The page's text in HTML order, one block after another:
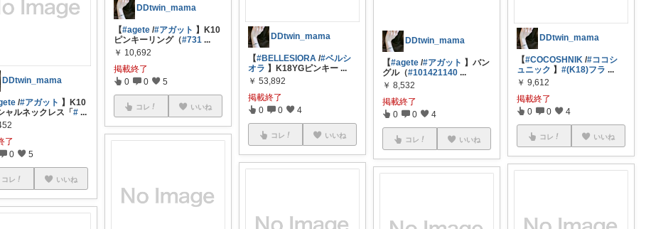
DDtwin_mama
/#アガット 】K10
ャルネックレス「# ...
了
0 5
コレ いいね
DDtwin_mama
【#agete /#アガット 】K10
ピンキーリング（#731 ...
￥ 10,692
掲載終了
0 0 5
コレ いいね
DDtwin_mama
【#BELLESIORA /#ベルシ
オラ 】K18YGピンキー ...
￥ 53,892
掲載終了
0 0 4
コレ いいね
DDtwin_mama
【#agete /#アガット 】バン
グル（#101421140 ...
￥ 8,532
掲載終了
0 0 4
コレ いいね
DDtwin_mama
【#COCOSHNIK /#ココシ
ュニック 】#(K18)フラ ...
￥ 9,612
掲載終了
0 0 4
コレ いいね